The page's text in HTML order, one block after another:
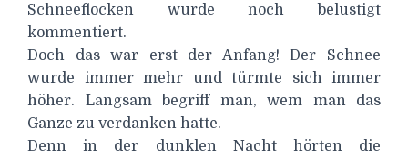
Schneeflocken wurde noch belustigt
kommentiert.
Doch das war erst der Anfang! Der Schnee
wurde immer mehr und türmte sich immer
höher. Langsam begriff man, wem man das
Ganze zu verdanken hatte.
Denn in der dunklen Nacht hörten die